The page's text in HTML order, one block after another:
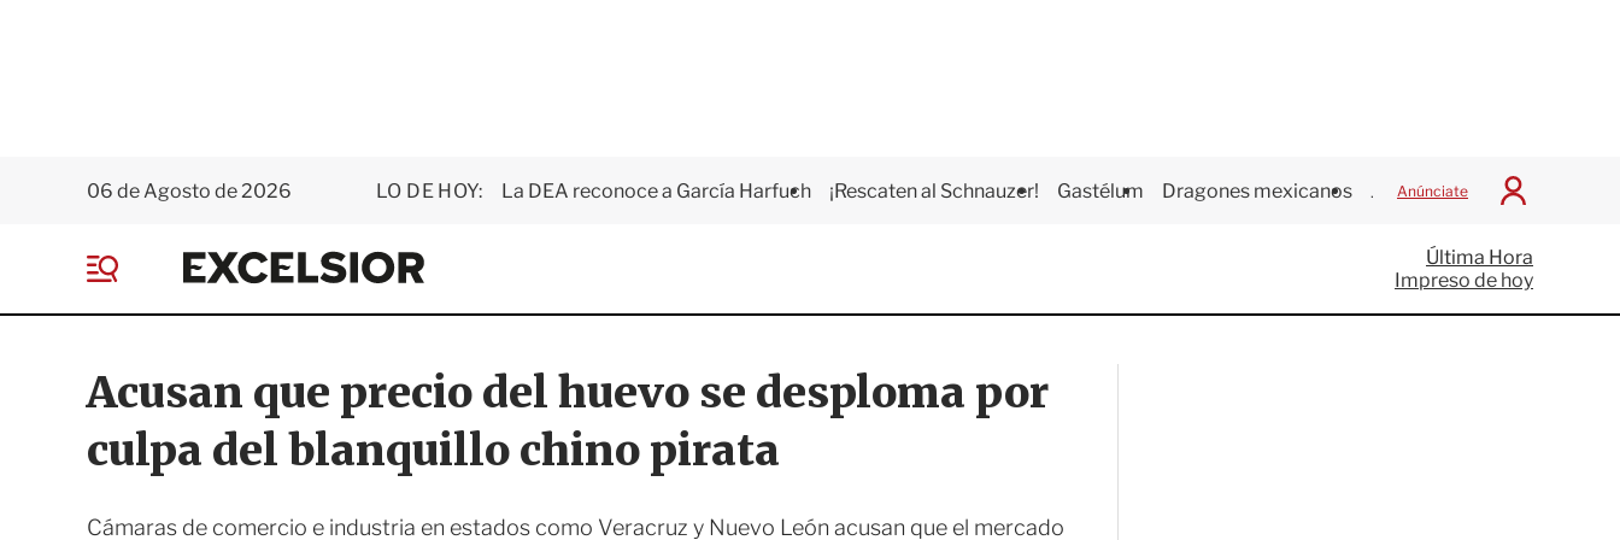
06 de Agosto de 2026 LO DE HOY: La DEA reconoce a García Harfuch ¡Rescaten al Schnauzer! Gastélum Dragones mexicanos Juegos Centroamericanos
Anúnciate
I
c
i
a
E
x
e
i
o
r
e
Última Hora
Impreso de hoy
Acusan que precio del huevo se desploma por
culpa del blanquillo chino pirata
Cámaras de comercio e industria en estados como Veracruz y Nuevo León acusan que el mercado